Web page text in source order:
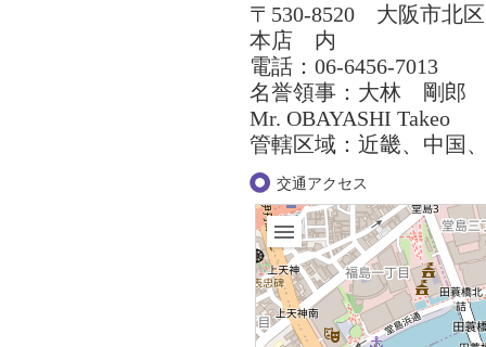
〒530-8520 大阪市北
本店 内
電話：06-6456-7013
名誉領事：大林 剛郎
Mr. OBAYASHI Takeo
管轄区域：近畿、中国
交通アクセス